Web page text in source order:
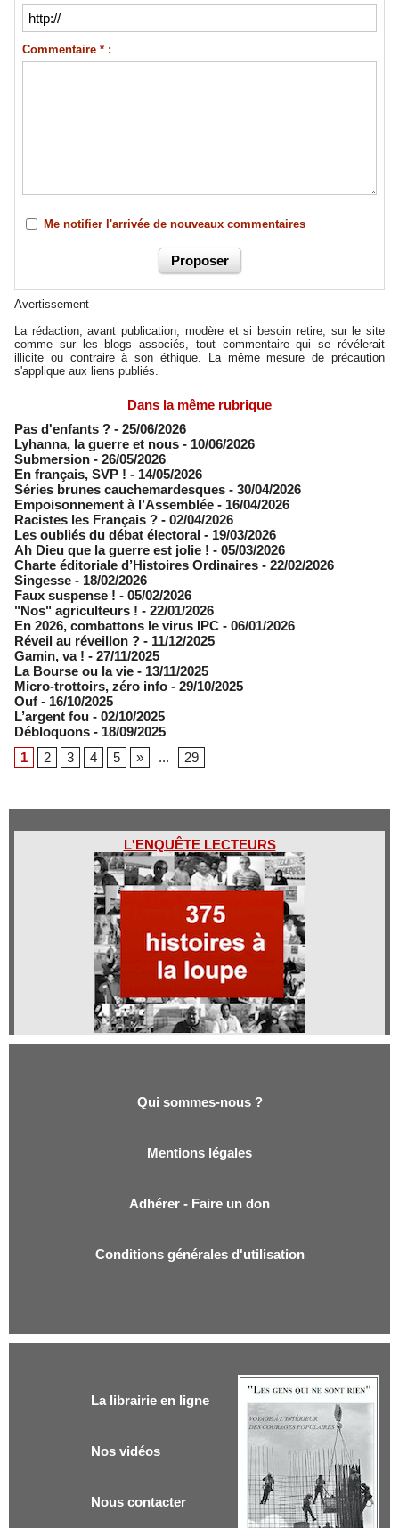
Commentaire * :
Me notifier l'arrivée de nouveaux commentaires
Avertissement
La rédaction, avant publication; modère et si besoin retire, sur le site
comme sur les blogs associés, tout commentaire qui se révélerait
illicite ou contraire à son éthique. La même mesure de précaution
s'applique aux liens publiés.
Dans la même rubrique
Pas d'enfants ? - 25/06/2026
​Lyhanna, la guerre et nous - 10/06/2026
Submersion - 26/05/2026
En français, SVP ! - 14/05/2026
​Séries brunes cauchemardesques - 30/04/2026
Empoisonnement à l’Assemblée­ - 16/04/2026
Racistes les Français ? - 02/04/2026
​Les oubliés du débat électoral - 19/03/2026
Ah Dieu que la guerre est jolie ! - 05/03/2026
Charte éditoriale d’Histoires Ordinaires - 22/02/2026
Singesse - 18/02/2026
Faux suspense ! - 05/02/2026
"Nos" agriculteurs ! - 22/01/2026
En 2026, combattons le virus IPC - 06/01/2026
Réveil au réveillon ? - 11/12/2025
Gamin, va ! - 27/11/2025
​La Bourse ou la vie - 13/11/2025
Micro-trottoirs, zéro info - 29/10/2025
Ouf - 16/10/2025
L’argent fou - 02/10/2025
Débloquons - 18/09/2025
1
2 3 4 5 » ... 29
L'ENQUÊTE LECTEURS
Qui sommes-nous ?
Mentions légales
Adhérer - Faire un don
Conditions générales d'utilisation
La librairie en ligne
Nos vidéos
Nous contacter